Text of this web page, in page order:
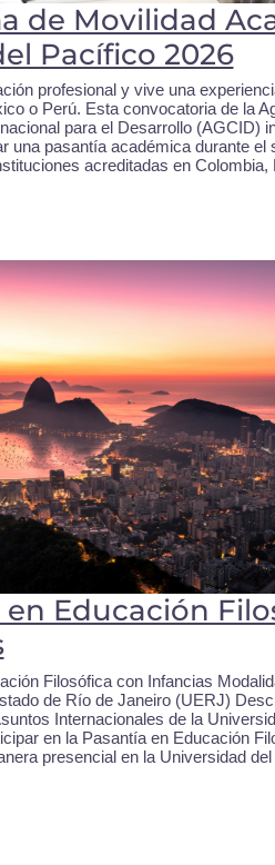
de Movilidad
Pacífico 2026
profesional y vive una
o Perú. Esta convocatoria de la
para el Desarrollo (AGCID)
una pasantía académica durante el
acreditadas en
en Educación
Filosófica con Infancias
de Río de Janeiro (UERJ)
Internacionales de la
en la Pasantía en Educación
presencial en la Universidad